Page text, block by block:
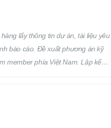
lấy thông tin dự án, tài liệu yêu
báo cáo. Đề xuất phương án kỹ
member phía Việt Nam. Lập kế
điểm làm việc: Osaka, Nhật Bản